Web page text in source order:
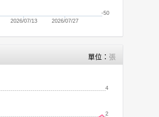
2026/07/13 2026/07/27
-50
單位： 張
2
4